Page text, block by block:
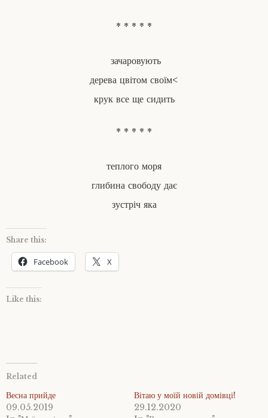
* * * * *
зачаровують
дерева цвітом своїм<
крук все ще сидить
* * * * *
теплого моря
глибина свободу дає
зустріч яка
Share this:
Facebook X
Like this:
Related
Весна прийде
09.05.2019
Вітаю у моїй новій домівці!
29.12.2020